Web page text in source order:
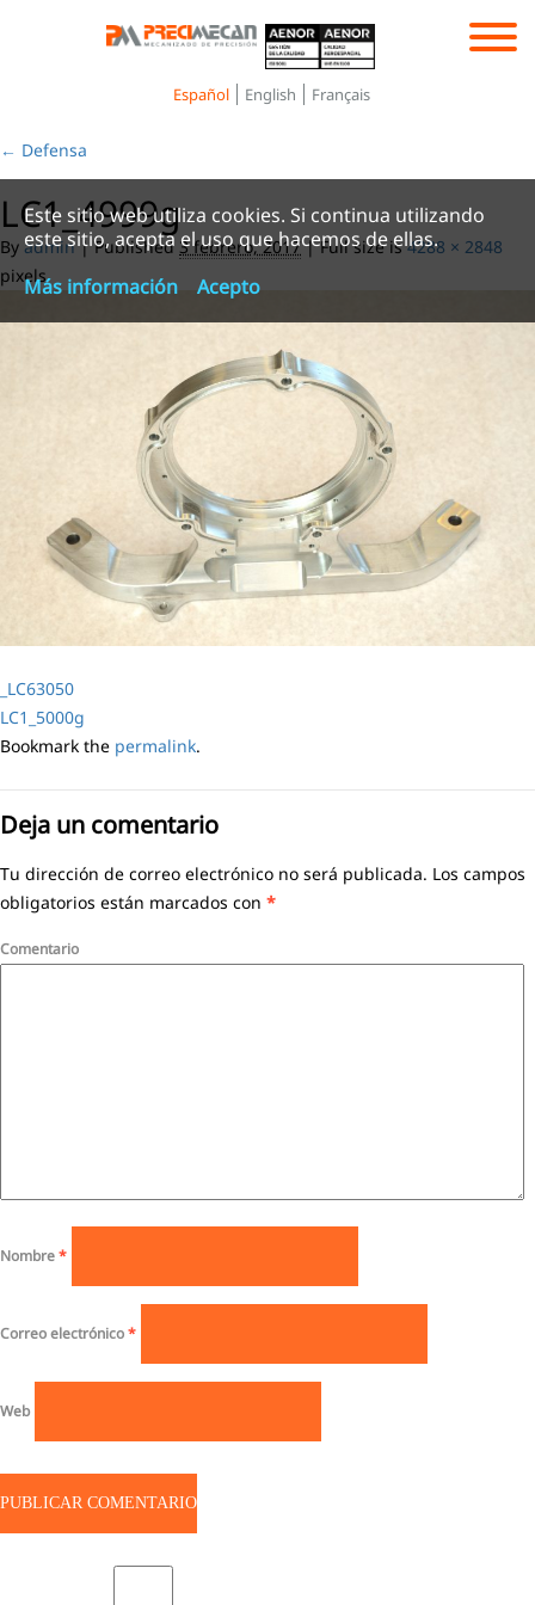
Español English Français
← Defensa
LC1_4999g
By admin | Published 3 febrero, 2017 |Full size is4288 × 2848
pixels
_LC63050
LC1_5000g
Bookmark the permalink.
Deja un comentario
Tu dirección de correo electrónico no será publicada. Los campos
obligatorios están marcados con *
Comentario
Nombre*
Correo electrónico*
Web
Este sitio web utiliza cookies. Si continua utilizando
este sitio, acepta el uso que hacemos de ellas.
Más información
Acepto